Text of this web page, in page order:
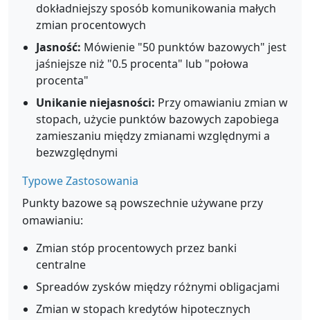
dokładniejszy sposób komunikowania małych
zmian procentowych
Jasność: Mówienie "50 punktów bazowych" jest
jaśniejsze niż "0.5 procenta" lub "połowa
procenta"
Unikanie niejasności: Przy omawianiu zmian w
stopach, użycie punktów bazowych zapobiega
zamieszaniu między zmianami względnymi a
bezwzględnymi
Typowe Zastosowania
Punkty bazowe są powszechnie używane przy
omawianiu:
Zmian stóp procentowych przez banki
centralne
Spreadów zysków między różnymi obligacjami
Zmian w stopach kredytów hipotecznych